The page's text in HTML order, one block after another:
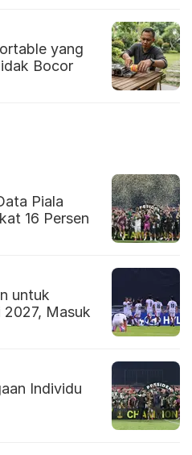
yang
Bocor
Piala
16 Persen
untuk
2027, Masuk
Individu